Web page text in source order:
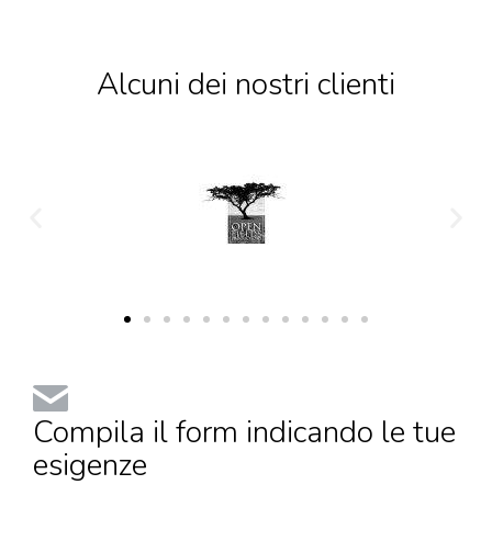
Alcuni dei nostri clienti
Compila il form indicando le tue
esigenze